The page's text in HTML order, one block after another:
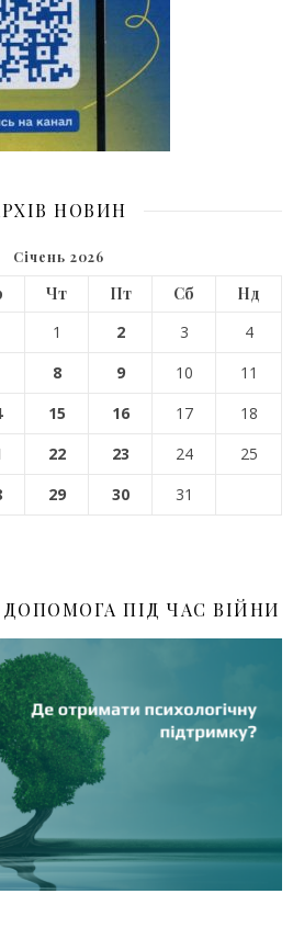
НОВИН
Січень 2026
Чт Пт Сб
Нд
1
2 3
4
8 9 10
11
15 16 17
18
22 23 24
25
29 30 31
ПІД ЧАС ВІЙНИ